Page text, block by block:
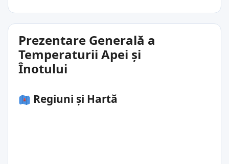
Prezentare Generală a
Temperaturii Apei și
Înotului
Regiuni și Hartă